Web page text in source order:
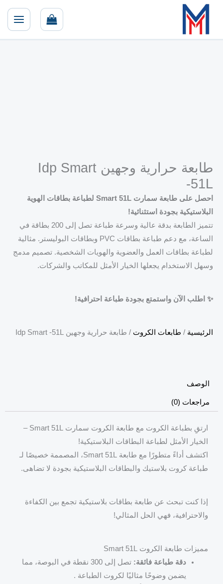
تخطي
المحتوى
طابعة حرارية وجهين Idp Smart
-51L
احصل على طابعة سمارت Smart 51L لطباعة بطاقات الهوية
البلاستيكية بجودة استثنائية!
تتميز الطابعة بدقة عالية وسرعة طباعة تصل إلى 200 بطاقة في
الساعة، مع دعم طباعة بطاقات PVC وبطاقات البوليستر. مثالية
لطباعة بطاقات العمل والعضوية والهويات الشخصية. تصميم مدمج
وسهل الاستخدام يجعلها الخيار الأمثل للمكاتب والشركات.
✨ اطلب الآن واستمتع بجودة طباعة احترافية!
الرئيسية / طابعات الكروت / طابعة حرارية وجهين Idp Smart -51L
الوصف
مراجعات (0)
ارتقِ بطباعة الكروت مع طابعة الكروت سمارت Smart 51L –
الخيار الأمثل لطباعة البطاقات البلاستيكية!
اكتشف أداءً متطورًا مع طابعة Smart 51L، المصممة خصيصًا لـ
طباعة كروت بلاستيك والبطاقات البلاستيكية بجودة لا تضاهى.
إذا كنت تبحث عن طابعة بطاقات بلاستيكية تجمع بين الكفاءة
والاحترافية، فهي الحل المثالي!
مميزات طابعة الكروت Smart 51L
دقة طباعة فائقة:
تصل إلى 300 نقطة في البوصة، مما
يضمن وضوحًا مثاليًا لكروت الطباعة .